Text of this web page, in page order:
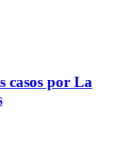
casos por La